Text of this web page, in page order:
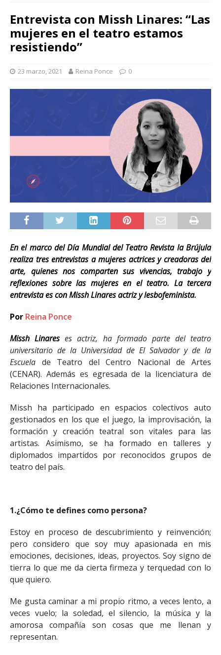
Entrevista con Missh Linares: “Las
mujeres en el teatro estamos
resistiendo”
23 marzo, 2021 Reina Ponce 0
En el marco del Día Mundial del Teatro Revista la Brújula
realiza tres entrevistas a mujeres actrices y creadoras del
arte, quienes nos comparten sus vivencias, trabajo y
reflexiones sobre las mujeres en el teatro. La tercera
entrevista es con Missh Linares actriz y lesbofeminista.
Por Reina Ponce
Missh Linareses actriz, ha formado parte del teatro
universitario de la Universidad de El Salvador y de la
Escuela de Teatro del Centro Nacional de Artes
(CENAR). Además es egresada de la licenciatura de
Relaciones Internacionales.
Missh ha participado en espacios colectivos auto
gestionados en los que el juego, la improvisación, la
formación y creación teatral son vitales para las
artistas. Asimismo, se ha formado en talleres y
diplomados impartidos por reconocidos grupos de
teatro del país.
1.¿Cómo te defines como persona?
Estoy en proceso de descubrimiento y reinvención;
pero considero que soy muy apasionada en mis
emociones, decisiones, ideas, proyectos. Soy signo de
tierra lo que me da cierta firmeza y terquedad con lo
que quiero.
Me gusta caminar a mi propio ritmo, a veces lento, a
veces vuelo; la soledad, el silencio, la música y la
amorosa compañía son cosas que me llenan y
representan.